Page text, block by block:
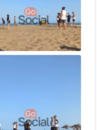
— mejora tu
de reacción
— en 90 minutos habrás